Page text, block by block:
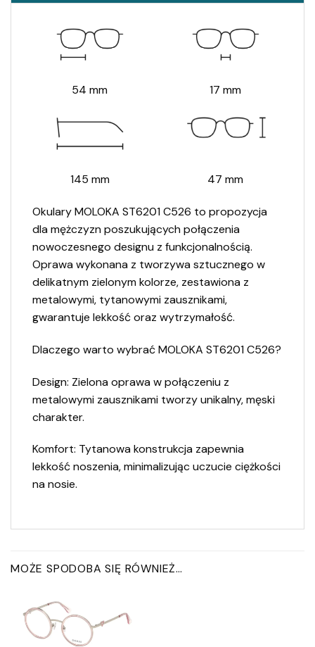
54 mm 17 mm
145 mm 47 mm
Okulary MOLOKA ST6201 C526 to propozycja
dla mężczyzn poszukujących połączenia
nowoczesnego designu z funkcjonalnością.
Oprawa wykonana z tworzywa sztucznego w
delikatnym zielonym kolorze, zestawiona z
metalowymi, tytanowymi zausznikami,
gwarantuje lekkość oraz wytrzymałość.​
Dlaczego warto wybrać MOLOKA ST6201 C526?
Design: Zielona oprawa w połączeniu z
metalowymi zausznikami tworzy unikalny, męski
charakter.​
Komfort: Tytanowa konstrukcja zapewnia
lekkość noszenia, minimalizując uczucie ciężkości
na nosie.​
MOŻE SPODOBA SIĘ RÓWNIEŻ…